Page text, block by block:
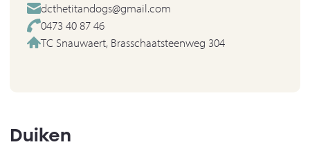
dcthetitandogs@gmail.com
0473 40 87 46
TC Snauwaert, Brasschaatsteenweg 304
Duiken